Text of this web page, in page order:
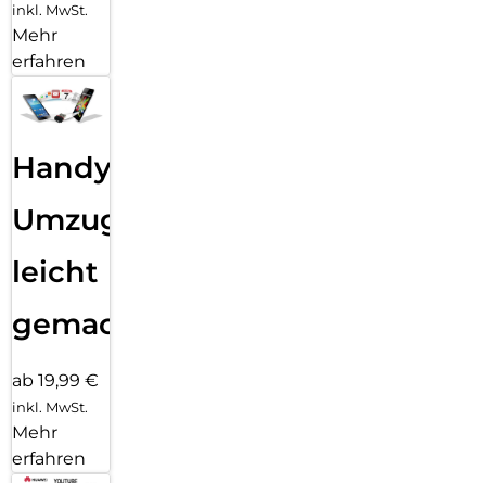
inkl. MwSt.
Mehr
erfahren
Handy
Umzug
leicht
gemacht!
ab 19,99 €
inkl. MwSt.
Mehr
erfahren